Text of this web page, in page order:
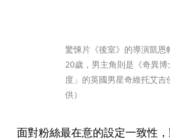
驚悚片《後室》的導演凱恩
20歲，男主角則是《奇異
度」的英國男星奇維托艾吉
供）
面對粉絲最在意的設定一致性